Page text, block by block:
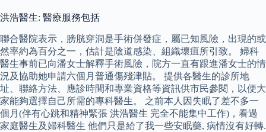
洪浩醫生: 醫療服務包括
聯合醫院表示，膀胱穿洞是手術併發症，屬已知風險，出現的或
然率約為百分之一，估計是陰道感染、組織壞疽所引致。 婦科
醫生事前已向潘女士解釋手術風險，院方一直有跟進潘女士的情
況及協助她申請六個月普通傷殘津貼。 提供各醫生的診所地
址、聯絡方法、應診時間和專業資格等資訊供市民參閱，以便大
家能夠選擇自己所需的專科醫生。 之前本人因失眠了差不多一
個月(伴有心跳和精神緊張 洪浩醫生 完全不能集中工作)，看過
家庭醫生及婦科醫生 他們只是給了我一些安眠藥, 病情沒有好轉.